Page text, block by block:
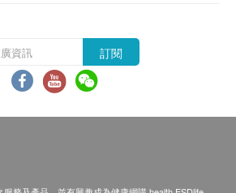
性胃炎標誌物
作出更準確的判斷。
婚或有性生活者,未婚女性不做婦
建議排空膀胱。
前3日起,請勿做陰道沖洗，勿使用
體檢中心領取。 免費列印紙質體
可預約醫生講解報告，客戶可選擇
至少提前1日預約具體時間（聯絡
訂閱